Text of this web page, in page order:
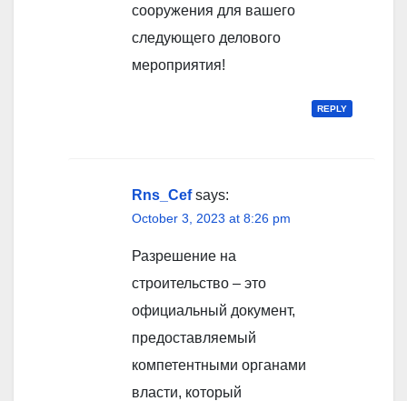
сооружения для вашего
следующего делового
мероприятия!
REPLY
Rns_Cef says:
October 3, 2023 at 8:26 pm
Разрешение на
строительство – это
официальный документ,
предоставляемый
компетентными органами
власти, который